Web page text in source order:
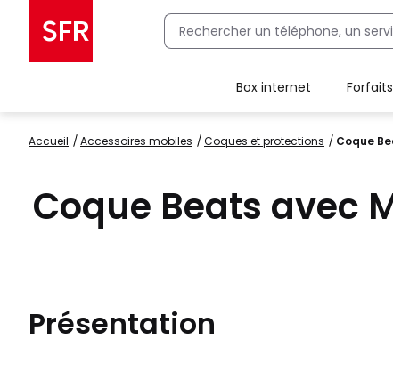
Box internet
Accueil accessoires mobiles coques et protections Coque
Coque Beats avec
Présentation